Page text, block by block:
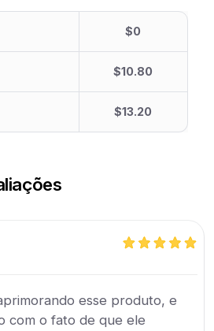
$0
$10.80
$13.20
esse produto, e
com o fato de que ele